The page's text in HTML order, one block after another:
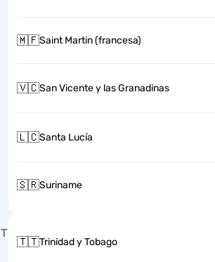
🇲🇫Saint Martin (francesa)
🇻🇨San Vicente y las Granadinas
🇱🇨Santa Lucía
🇸🇷Suriname
T
🇹🇹Trinidad y Tobago